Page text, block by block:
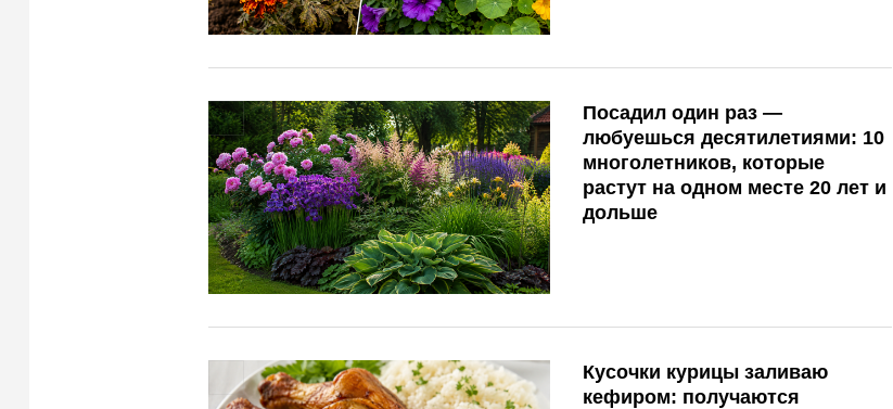
Посадил один раз —
любуешься десятилетиями: 10
многолетников, которые
растут на одном месте 20 лет и
дольше
Кусочки курицы заливаю
кефиром: получаются